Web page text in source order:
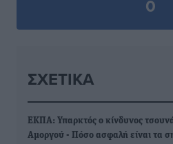
0
ΣΧΕΤΙΚΆ
ΕΚΠΑ: Υπαρκτός ο κίνδυνος
Αμοργού - Πόσο ασφαλή είναι τα